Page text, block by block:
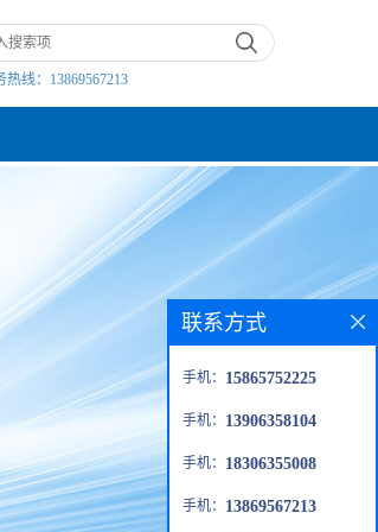
热线： 13869567213
联系方式
手机： 15865752225
手机： 13906358104
手机： 18306355008
手机： 13869567213